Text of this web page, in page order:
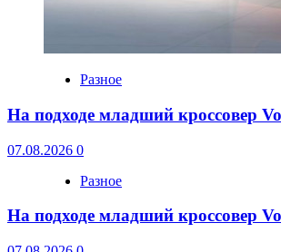
Разное
На подходе младший кроссовер
07.08.2026 0
Разное
На подходе младший кроссовер